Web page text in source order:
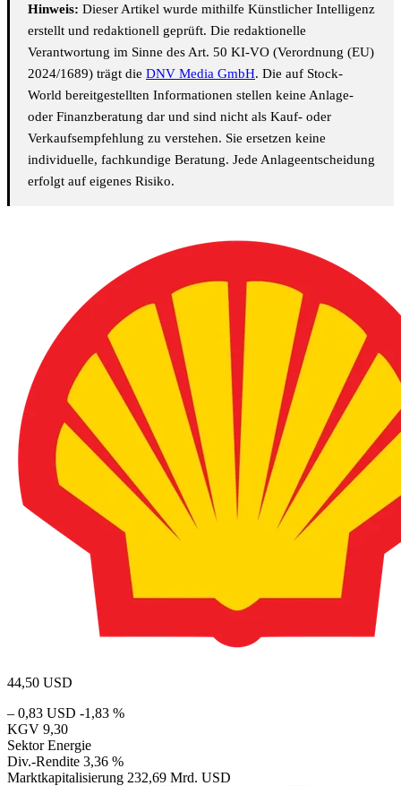
Hinweis: Dieser Artikel wurde mithilfe Künstlicher Intelligenz
erstellt und redaktionell geprüft. Die redaktionelle
Verantwortung im Sinne des Art. 50 KI-VO (Verordnung (EU)
2024/1689) trägt die DNV Media GmbH. Die auf Stock-
World bereitgestellten Informationen stellen keine Anlage-
oder Finanzberatung dar und sind nicht als Kauf- oder
Verkaufsempfehlung zu verstehen. Sie ersetzen keine
individuelle, fachkundige Beratung. Jede Anlageentscheidung
erfolgt auf eigenes Risiko.
44,50 USD
– 0,83 USD -1,83 %
KGV 9,30
Sektor Energie
Div.-Rendite 3,36 %
Marktkapitalisierung 232,69 Mrd. USD